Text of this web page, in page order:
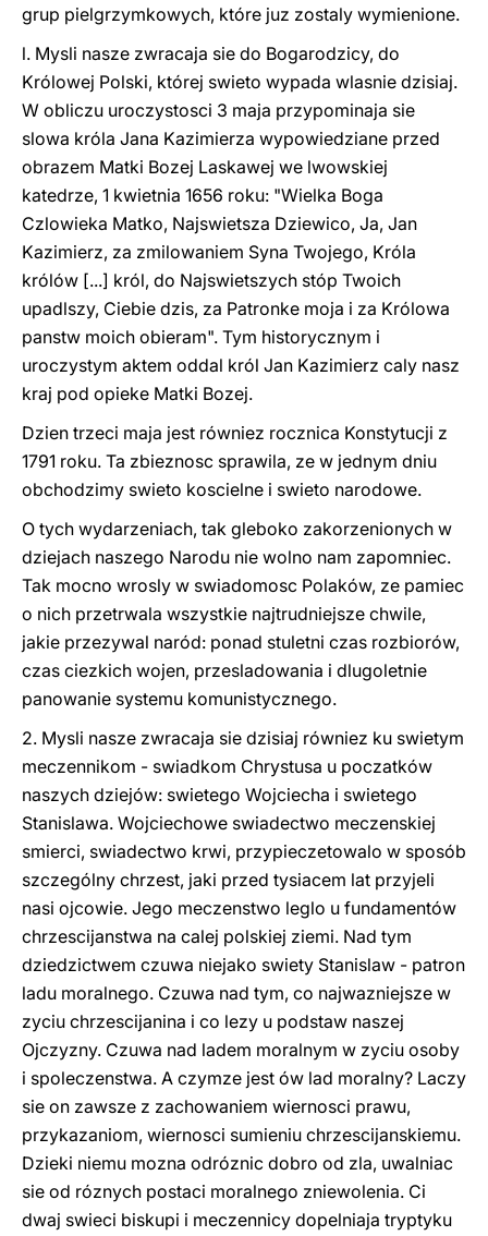
grup pielgrzymkowych, które juz zostaly wymienione.
l. Mysli nasze zwracaja sie do Bogarodzicy, do
Królowej Polski, której swieto wypada wlasnie dzisiaj.
W obliczu uroczystosci 3 maja przypominaja sie
slowa króla Jana Kazimierza wypowiedziane przed
obrazem Matki Bozej Laskawej we lwowskiej
katedrze, 1 kwietnia 1656 roku: "Wielka Boga
Czlowieka Matko, Najswietsza Dziewico, Ja, Jan
Kazimierz, za zmilowaniem Syna Twojego, Króla
królów [...] król, do Najswietszych stóp Twoich
upadlszy, Ciebie dzis, za Patronke moja i za Królowa
panstw moich obieram". Tym historycznym i
uroczystym aktem oddal król Jan Kazimierz caly nasz
kraj pod opieke Matki Bozej.
Dzien trzeci maja jest równiez rocznica Konstytucji z
1791 roku. Ta zbieznosc sprawila, ze w jednym dniu
obchodzimy swieto koscielne i swieto narodowe.
O tych wydarzeniach, tak gleboko zakorzenionych w
dziejach naszego Narodu nie wolno nam zapomniec.
Tak mocno wrosly w swiadomosc Polaków, ze pamiec
o nich przetrwala wszystkie najtrudniejsze chwile,
jakie przezywal naród: ponad stuletni czas rozbiorów,
czas ciezkich wojen, przesladowania i dlugoletnie
panowanie systemu komunistycznego.
2. Mysli nasze zwracaja sie dzisiaj równiez ku swietym
meczennikom - swiadkom Chrystusa u poczatków
naszych dziejów: swietego Wojciecha i swietego
Stanislawa. Wojciechowe swiadectwo meczenskiej
smierci, swiadectwo krwi, przypieczetowalo w sposób
szczególny chrzest, jaki przed tysiacem lat przyjeli
nasi ojcowie. Jego meczenstwo leglo u fundamentów
chrzescijanstwa na calej polskiej ziemi. Nad tym
dziedzictwem czuwa niejako swiety Stanislaw - patron
ladu moralnego. Czuwa nad tym, co najwazniejsze w
zyciu chrzescijanina i co lezy u podstaw naszej
Ojczyzny. Czuwa nad ladem moralnym w zyciu osoby
i spoleczenstwa. A czymze jest ów lad moralny? Laczy
sie on zawsze z zachowaniem wiernosci prawu,
przykazaniom, wiernosci sumieniu chrzescijanskiemu.
Dzieki niemu mozna odróznic dobro od zla, uwalniac
sie od róznych postaci moralnego zniewolenia. Ci
dwaj swieci biskupi i meczennicy dopelniaja tryptyku